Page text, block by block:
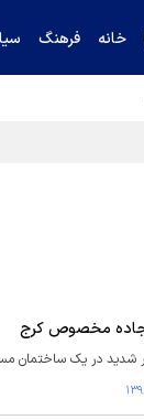
خانه فرهنگ
خرازی درباره
جاده مخصوص کرج
شدید در یک ساختمان